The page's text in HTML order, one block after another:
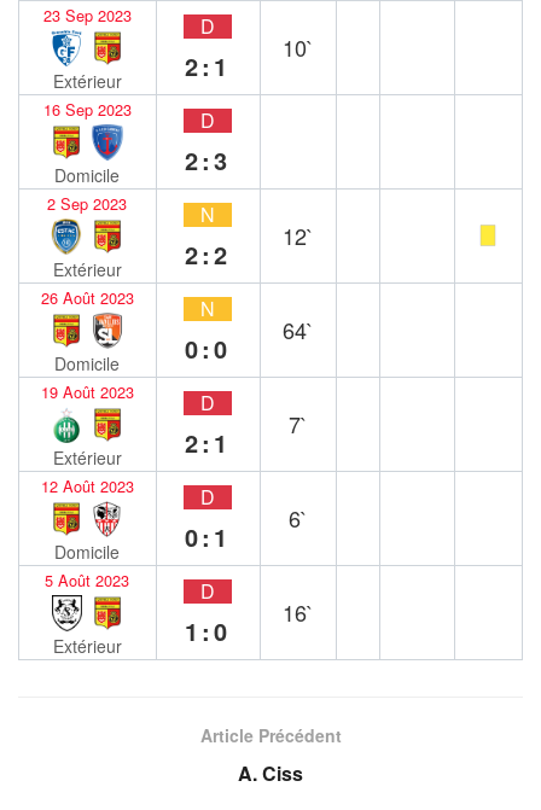
23 Sep 2023
Extérieur
D
2:1
10`
16 Sep 2023
Domicile
D
2:3
2 Sep 2023
Extérieur
N
2:2
12`
26 Août 2023
Domicile
N
0:0
64`
19 Août 2023
Extérieur
D
2:1
7`
12 Août 2023
Domicile
D
0:1
6`
5 Août 2023
Extérieur
D
1:0
16`
Article Précédent
A. Ciss